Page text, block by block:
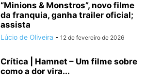
“Minions & Monstros”, novo filme
da franquia, ganha trailer oficial;
assista
Lúcio de Oliveira - 12 de fevereiro de 2026
Crítica | Hamnet – Um filme sobre
como a dor vira...